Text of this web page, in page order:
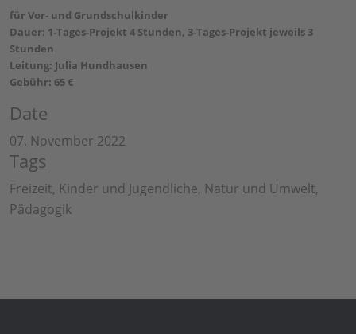
für Vor- und Grundschulkinder
Dauer: 1-Tages-Projekt 4 Stunden, 3-Tages-Projekt jeweils 3
Stunden
Leitung: Julia Hundhausen
Gebühr: 65 €
Date
07. November 2022
Tags
Freizeit, Kinder und Jugendliche, Natur und Umwelt,
Pädagogik